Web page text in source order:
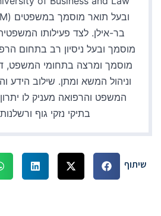
בר-אילן. לצד פעילותו
מוסמך ובעל ניסיון רב בתחום
מוסמך ומרצה בתחומי המשפט,
וניהול המשא ומתן. שילוב הידע
המשפט והרפואה מעניק לו
בתיקי נזקי גוף
שיתוף